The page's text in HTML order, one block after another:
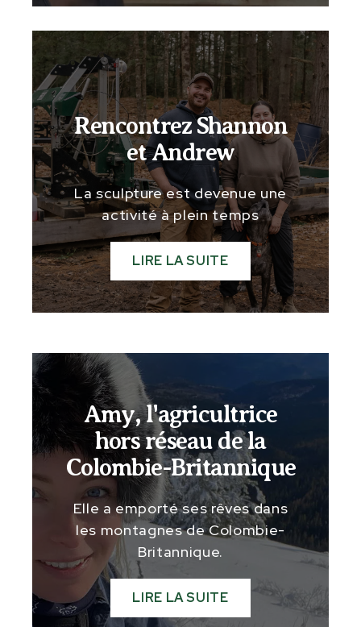
Rencontrez Shannon
et Andrew
La sculpture est devenue une
activité à plein temps
LIRE LA SUITE
Amy, l'agricultrice
hors réseau de la
Colombie-Britannique
Elle a emporté ses rêves dans
les montagnes de Colombie-
Britannique.
LIRE LA SUITE